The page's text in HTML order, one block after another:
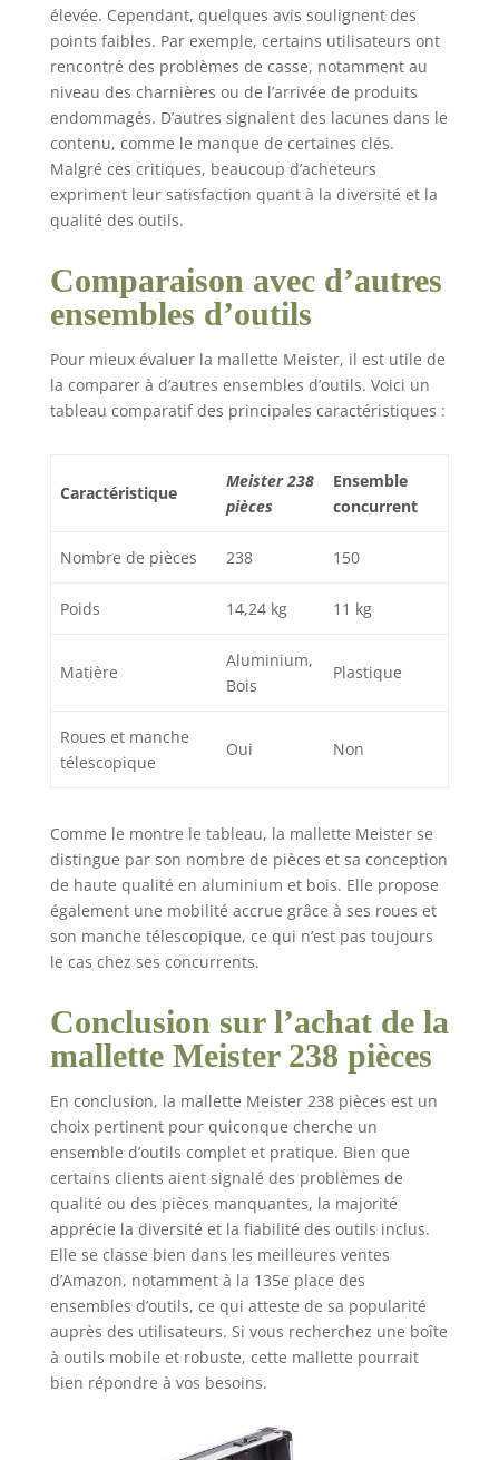
élevée. Cependant, quelques avis soulignent des
points faibles. Par exemple, certains utilisateurs ont
rencontré des problèmes de casse, notamment au
niveau des charnières ou de l’arrivée de produits
endommagés. D’autres signalent des lacunes dans le
contenu, comme le manque de certaines clés.
Malgré ces critiques, beaucoup d’acheteurs
expriment leur satisfaction quant à la diversité et la
qualité des outils.
Comparaison avec d’autres
ensembles d’outils
Pour mieux évaluer la mallette Meister, il est utile de
la comparer à d’autres ensembles d’outils. Voici un
tableau comparatif des principales caractéristiques :
Caractéristique
Meister 238
pièces
Ensemble
concurrent
Nombre de pièces 238 150
Poids 14,24 kg 11 kg
Matière
Aluminium,
Bois
Plastique
Roues et manche
télescopique
Oui Non
Comme le montre le tableau, la mallette Meister se
distingue par son nombre de pièces et sa conception
de haute qualité en aluminium et bois. Elle propose
également une mobilité accrue grâce à ses roues et
son manche télescopique, ce qui n’est pas toujours
le cas chez ses concurrents.
Conclusion sur l’achat de la
mallette Meister 238 pièces
En conclusion, la mallette Meister 238 pièces est un
choix pertinent pour quiconque cherche un
ensemble d’outils complet et pratique. Bien que
certains clients aient signalé des problèmes de
qualité ou des pièces manquantes, la majorité
apprécie la diversité et la fiabilité des outils inclus.
Elle se classe bien dans les meilleures ventes
d’Amazon, notamment à la 135e place des
ensembles d’outils, ce qui atteste de sa popularité
auprès des utilisateurs. Si vous recherchez une boîte
à outils mobile et robuste, cette mallette pourrait
bien répondre à vos besoins.